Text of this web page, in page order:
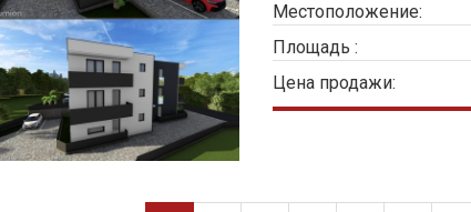
Местоположение:
Площадь :
Цена продажи: